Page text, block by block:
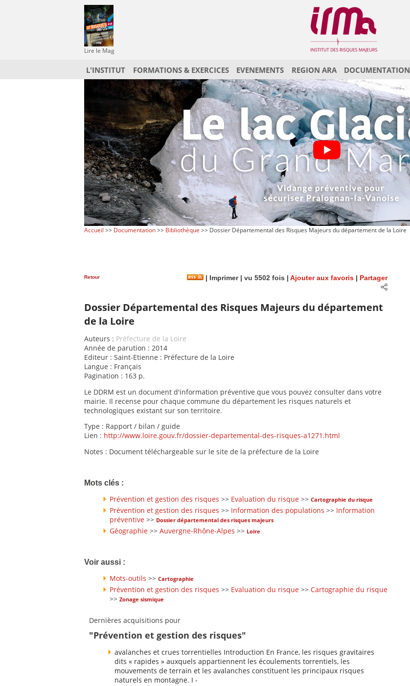
Lire le Mag
L'INSTITUT FORMATIONS & EXERCICES EVENEMENTS REGION ARA DOCUMENTATION
Accueil >> Documentation>> Bibliothèque >> Dossier Départemental des Risques Majeurs du département de la Loire
Retour Imprimer| vu 5502 fois | Ajouter aux favoris Partager
Dossier Départemental des Risques Majeurs du département
de la Loire
Auteurs : Préfecture de la Loire
Année de parution : 2014
Editeur : Saint-Etienne : Préfecture de la Loire
Langue : Français
Pagination : 163 p.
Le DDRM est un document d'information préventive que vous pouvez consulter dans votre
mairie. Il recense pour chaque commune du département les risques naturels et
technologiques existant sur son territoire.
Type : Rapport / bilan / guide
Lien : http://www.loire.gouv.fr/dossier-departemental-des-risques-a1271.html
Notes : Document téléchargeable sur le site de la préfecture de la Loire
Mots clés :
Prévention et gestion des risques >> Evaluation du risque >> Cartographie du risque
Prévention et gestion des risques >> Information des populations >> Information
préventive >> Dossier départemental des risques majeurs
Géographie >> Auvergne-Rhône-Alpes >> Loire
Voir aussi :
Mots-outils >> Cartographie
Prévention et gestion des risques >> Evaluation du risque >> Cartographie du risque
>> Zonage sismique
Dernières acquisitions pour
"Prévention et gestion des risques"
avalanches et crues torrentielles Introduction En France, les risques gravitaires
dits « rapides » auxquels appartiennent les écoulements torrentiels, les
mouvements de terrain et les avalanches constituent les principaux risques
naturels en montagne. I -